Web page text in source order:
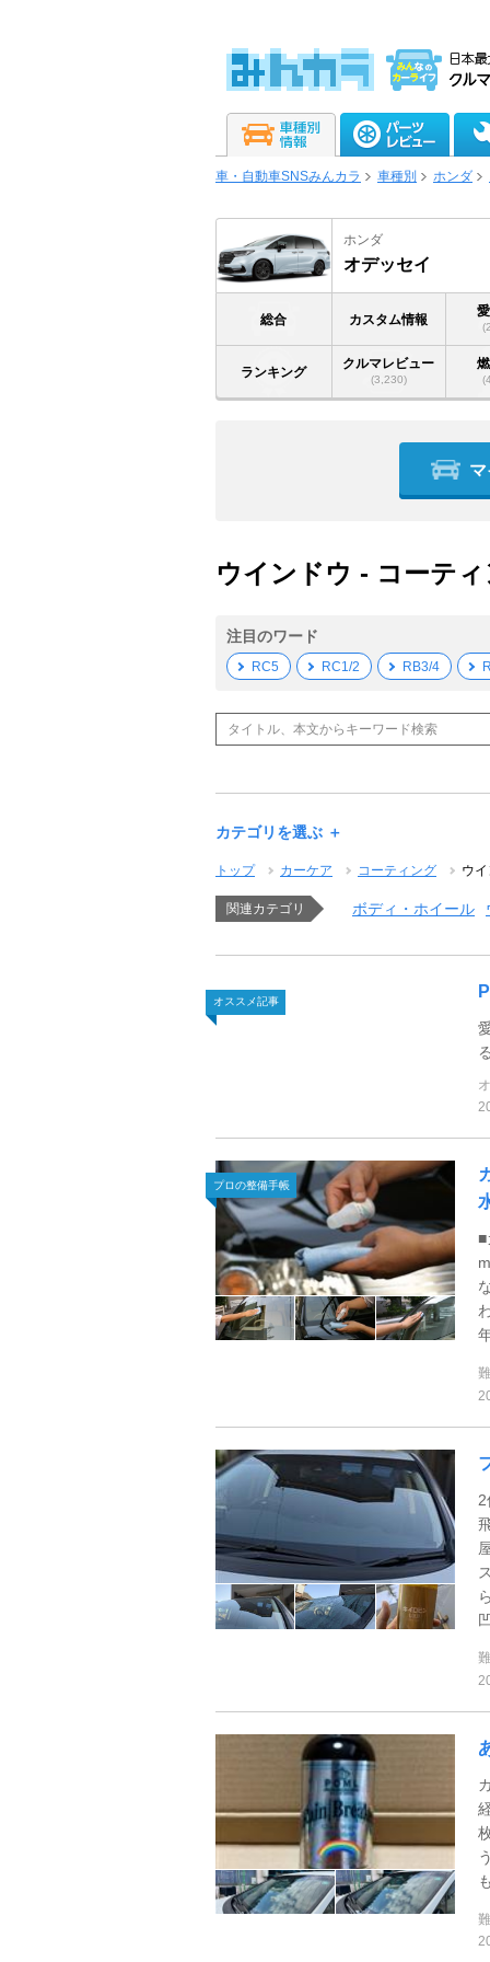
車・自動車SNSみんカラ 車種別 ホンダ
ホンダ
オデッセイ
総合 カスタム情報
ランキング
クルマレビュー
(3,230)
ウインドウ - コーテ
注目のワード
RC5 RC1/2 RB3/4
カテゴリを選ぶ ＋
トップ カーケア コーティング ウ
関連カテゴリ ボディ・ホイール
オススメ記事
プロの整備手帳
■